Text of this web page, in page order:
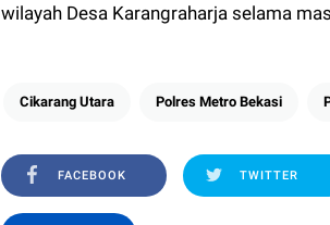
wilayah Desa Karangraharja selama
Cikarang Utara Polres Metro Bekasi
FACEBOOK TWITTER